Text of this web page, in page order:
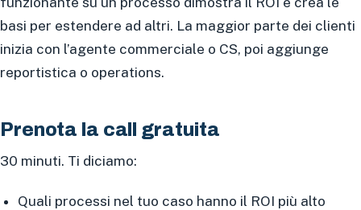
basi per estendere ad altri. La maggior parte dei clienti
inizia con l’agente commerciale o CS, poi aggiunge
reportistica o operations.
Prenota la call gratuita
30 minuti. Ti diciamo:
Quali processi nel tuo caso hanno il ROI più alto